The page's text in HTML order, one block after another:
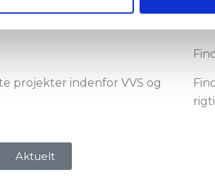
projekter indenfor VVS og
Aktuelt